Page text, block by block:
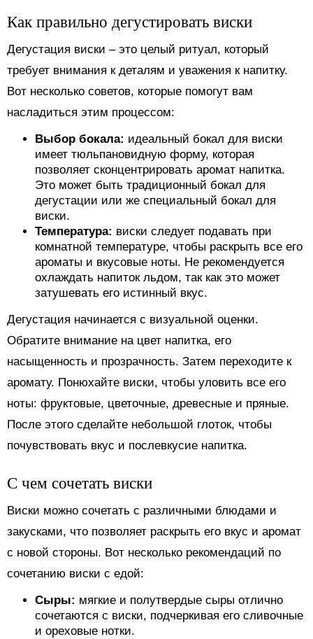
Как правильно дегустировать виски
Дегустация виски – это целый ритуал, который
требует внимания к деталям и уважения к напитку.
Вот несколько советов, которые помогут вам
насладиться этим процессом:
Выбор бокала: идеальный бокал для виски
имеет тюльпановидную форму, которая
позволяет сконцентрировать аромат напитка.
Это может быть традиционный бокал для
дегустации или же специальный бокал для
виски.
Температура: виски следует подавать при
комнатной температуре, чтобы раскрыть все его
ароматы и вкусовые ноты. Не рекомендуется
охлаждать напиток льдом, так как это может
затушевать его истинный вкус.
Дегустация начинается с визуальной оценки.
Обратите внимание на цвет напитка, его
насыщенность и прозрачность. Затем переходите к
аромату. Понюхайте виски, чтобы уловить все его
ноты: фруктовые, цветочные, древесные и пряные.
После этого сделайте небольшой глоток, чтобы
почувствовать вкус и послевкусие напитка.
С чем сочетать виски
Виски можно сочетать с различными блюдами и
закусками, что позволяет раскрыть его вкус и аромат
с новой стороны. Вот несколько рекомендаций по
сочетанию виски с едой:
Сыры: мягкие и полутвердые сыры отлично
сочетаются с виски, подчеркивая его сливочные
и ореховые нотки.